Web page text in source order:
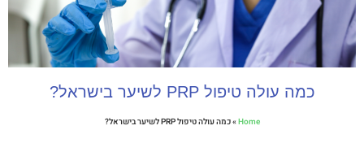
כמה עולה טיפול PRP לשיער בישראל?
Home
»כמה עולה טיפול PRP לשיער בישראל?